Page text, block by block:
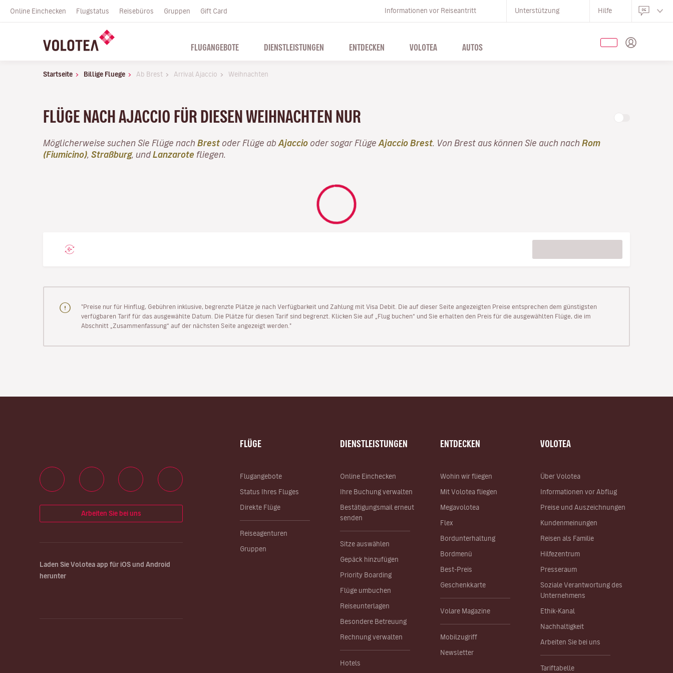
Online Einchecken Flugstatus Reisebüros Gruppen Gift Card Informationen vor Reiseantritt Unterstützung Hilfe
FLUGANGEBOTE DIENSTLEISTUNGEN ENTDECKEN VOLOTEA AUTOS
Startseite Billige Fluege Ab Brest Arrival Ajaccio Weihnachten
FLÜGE NACH AJACCIO FÜR DIESEN WEIHNACHTEN NUR
Möglicherweise suchen Sie Flüge nach Brest oder Flüge ab Ajaccio oder sogar Flüge Ajaccio Brest . Von Brest aus können Sie auch nach Rom
(Fiumicino) Straßburg, undLanzarote fliegen.
"Preise nur für Hinflug, Gebühren inklusive, begrenzte Plätze je nach Verfügbarkeit und Zahlung mit Visa Debit. Die auf dieser Seite angezeigten Preise entsprechen dem günstigsten
verfügbaren Tarif für das ausgewählte Datum. Die Plätze für diesen Tarif sind begrenzt. Klicken Sie auf „Flug buchen“ und Sie erhalten den Preis für die ausgewählten Flüge, die im
Abschnitt „Zusammenfassung“ auf der nächsten Seite angezeigt werden."
FLÜGE
Flugangebote
Status Ihres Fluges
Direkte Flüge
Reiseagenturen
Gruppen
DIENSTLEISTUNGEN
Online Einchecken
Ihre Buchung verwalten
Bestätigungsmail erneut
senden
Sitze auswählen
Gepäck hinzufügen
Priority Boarding
Flüge umbuchen
Reiseunterlagen
Besondere Betreuung
Rechnung verwalten
Hotels
ENTDECKEN
Wohin wir fliegen
Mit Volotea fliegen
Megavolotea
Flex
Bordunterhaltung
Bordmenü
Best-Preis
Geschenkkarte
Volare Magazine
Mobilzugriff
Newsletter
VOLOTEA
Über Volotea
Informationen vor Abflug
Preise und Auszeichnungen
Kundenmeinungen
Reisen als Familie
Hilfezentrum
Presseraum
Soziale Verantwortung des
Unternehmens
Ethik-Kanal
Nachhaltigkeit
Arbeiten Sie bei uns
Tariftabelle
Arbeiten Sie bei uns
Laden Sie Volotea app für iOS und Android
herunter